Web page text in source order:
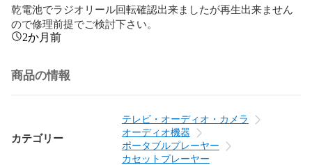
乾電池でラジオリール回転確認出来ましたが再生出来ません
ので修理前提でご検討下さい。
2か月前
商品の情報
カテゴリー
テレビ・オーディオ・カメラ
オーディオ機器
ポータブルプレーヤー
カセットプレーヤー